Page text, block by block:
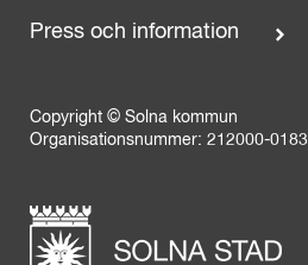
Press och information
Copyright © Solna kommun
Organisationsnummer: 212000-0183